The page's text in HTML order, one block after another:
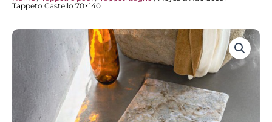
Tappeto Castello 70×140